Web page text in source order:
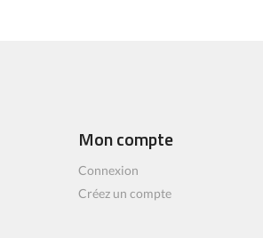
Mon compte
Connexion
Créez un compte